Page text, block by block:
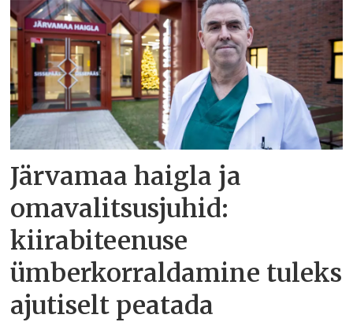
Järvamaa haigla ja
omavalitsusjuhid:
kiirabiteenuse
ümberkorraldamine tuleks
ajutiselt peatada